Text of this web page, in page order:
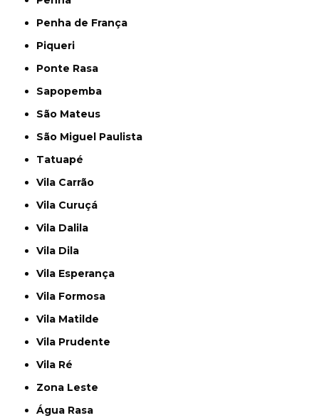
Penha de França
Piqueri
Ponte Rasa
Sapopemba
São Mateus
São Miguel Paulista
Tatuapé
Vila Carrão
Vila Curuçá
Vila Dalila
Vila Dila
Vila Esperança
Vila Formosa
Vila Matilde
Vila Prudente
Vila Ré
Zona Leste
Água Rasa